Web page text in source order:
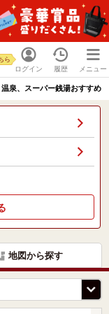
ログイン
ら
履歴 メニュー
泉、スーパー銭湯おすすめ
地図から探す